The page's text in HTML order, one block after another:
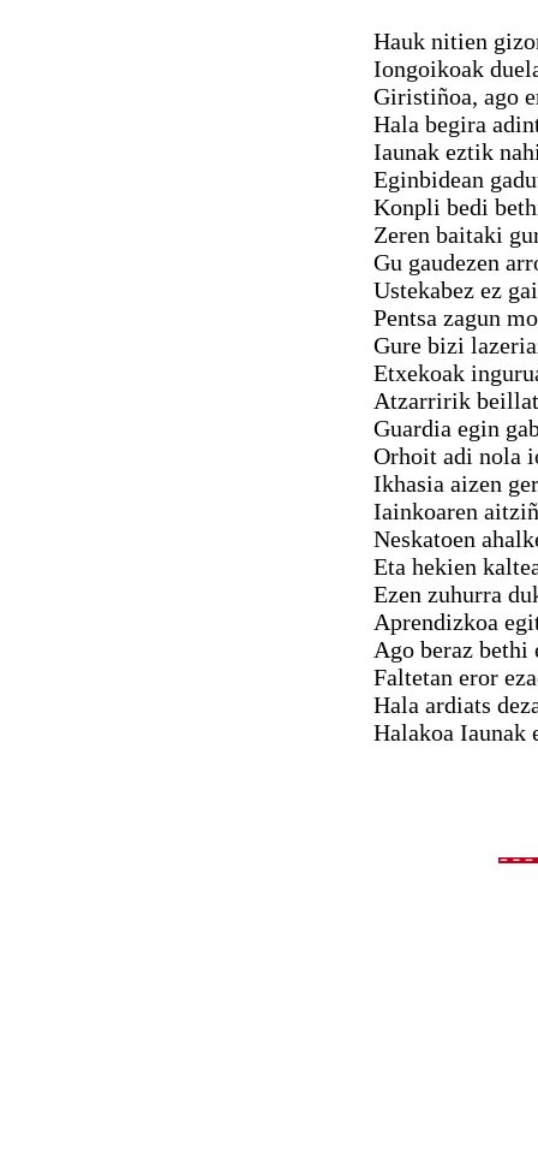
Hauk nitien
Iongoikoak
Giristiñoa, ago
Hala begira
Iaunak eztik
Eginbidean
Konpli bedi
Zeren baitaki
Gu gaudezen
Ustekabez ez
Pentsa zagun
Gure bizi
Etxekoak
Atzarririk
Guardia egin
Orhoit adi nola
Ikhasia aizen
Iainkoaren
Neskatoen
Eta hekien
Ezen zuhurra
Aprendizkoa
Ago beraz bethi
Faltetan eror
Hala ardiats
Halakoa Iaunak